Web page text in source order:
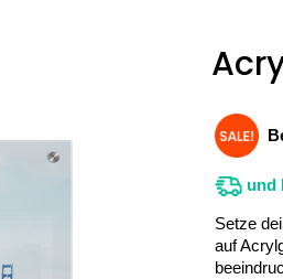
und
Setze
auf